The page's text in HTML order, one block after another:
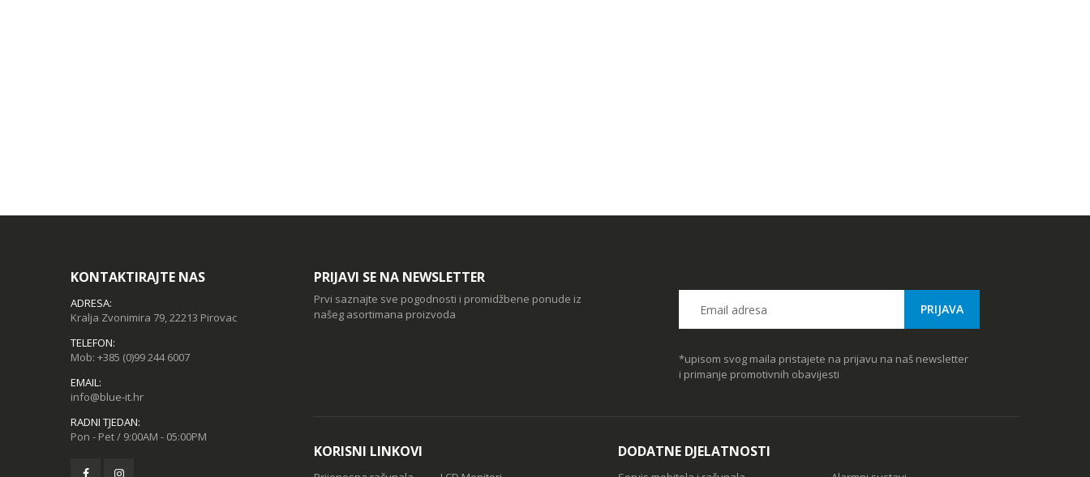
KONTAKTIRAJTE NAS
ADRESA:
Kralja Zvonimira 79, 22213 Pirovac
TELEFON:
Mob: +385 (0)99 244 6007
EMAIL:
info@blue-it.hr
RADNI TJEDAN:
Pon - Pet / 9:00AM - 05:00PM
PRIJAVI SE NA NEWSLETTER
Prvi saznajte sve pogodnosti i promidžbene ponude iz
našeg asortimana proizvoda
*upisom svog maila pristajete na prijavu na naš newsletter
i primanje promotivnih obavijesti
KORISNI LINKOVI DODATNE DJELATNOSTI